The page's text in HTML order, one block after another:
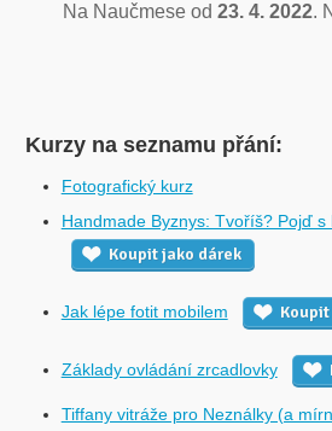
Na Naučmese od23. 4. 2022.
Kurzy na seznamu přání:
Fotografický kurz
Handmade Byznys: Tvoříš? Pojď s
Koupit jako dárek
Jak lépe fotit mobilem
Základy ovládání zrcadlovky
Tiffany vitráže pro Neználky (a